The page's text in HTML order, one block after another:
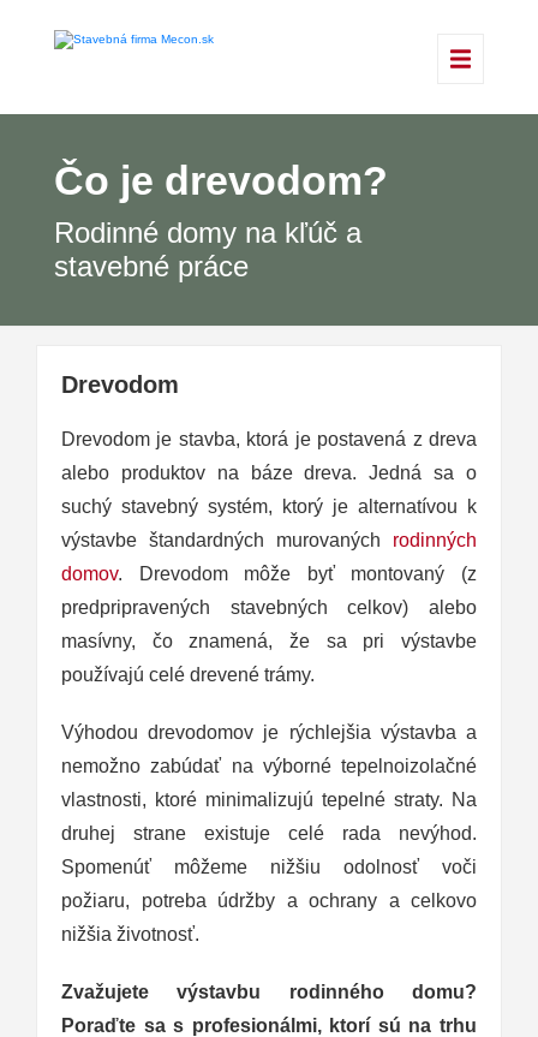
Čo je drevodom?
Rodinné domy na kľúč a
stavebné práce
Drevodom
Drevodom je stavba, ktorá je postavená z dreva
alebo produktov na báze dreva. Jedná sa o
suchý stavebný systém, ktorý je alternatívou k
výstavbe štandardných murovaných rodinných
domov. Drevodom môže byť montovaný (z
predpripravených stavebných celkov) alebo
masívny, čo znamená, že sa pri výstavbe
používajú celé drevené trámy.
Výhodou drevodomov je rýchlejšia výstavba a
nemožno zabúdať na výborné tepelnoizolačné
vlastnosti, ktoré minimalizujú tepelné straty. Na
druhej strane existuje celé rada nevýhod.
Spomenúť môžeme nižšiu odolnosť voči
požiaru, potreba údržby a ochrany a celkovo
nižšia životnosť.
Zvažujete výstavbu rodinného domu?
Poraďte sa s profesionálmi, ktorí sú na trhu